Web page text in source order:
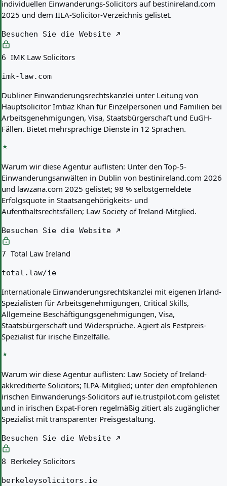
individuellen Einwanderungs-Solicitors auf bestinireland.com
2025 und dem IILA-Solicitor-Verzeichnis gelistet.
Besuchen Sie die Website
6 IMK Law Solicitors
imk-law.com
Dubliner Einwanderungsrechtskanzlei unter Leitung von
Hauptsolicitor Imtiaz Khan für Einzelpersonen und Familien bei
Arbeitsgenehmigungen, Visa, Staatsbürgerschaft und EuGH-
Fällen. Bietet mehrsprachige Dienste in 12 Sprachen.
Warum wir diese Agentur auflisten: Unter den Top-5-
Einwanderungsanwälten in Dublin von bestinireland.com 2026
und lawzana.com 2025 gelistet; 98 % selbstgemeldete
Erfolgsquote in Staatsangehörigkeits- und
Aufenthaltsrechtsfällen; Law Society of Ireland-Mitglied.
Besuchen Sie die Website
7 Total Law Ireland
total.law/ie
Internationale Einwanderungsrechtskanzlei mit eigenen Irland-
Spezialisten für Arbeitsgenehmigungen, Critical Skills,
Allgemeine Beschäftigungsgenehmigungen, Visa,
Staatsbürgerschaft und Widersprüche. Agiert als Festpreis-
Spezialist für irische Einzelfälle.
Warum wir diese Agentur auflisten: Law Society of Ireland-
akkreditierte Solicitors; ILPA-Mitglied; unter den empfohlenen
irischen Einwanderungs-Solicitors auf ie.trustpilot.com gelistet
und in irischen Expat-Foren regelmäßig zitiert als zugänglicher
Spezialist mit transparenter Preisgestaltung.
Besuchen Sie die Website
8 Berkeley Solicitors
berkeleysolicitors.ie